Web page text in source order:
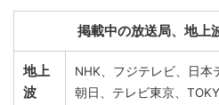
掲載中の放送局、地上
地上
波
NHK、フジテレビ、日本
朝日、テレビ東京、